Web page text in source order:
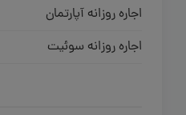
اجاره روزانه آپارتمان
اجاره روزانه سوئیت